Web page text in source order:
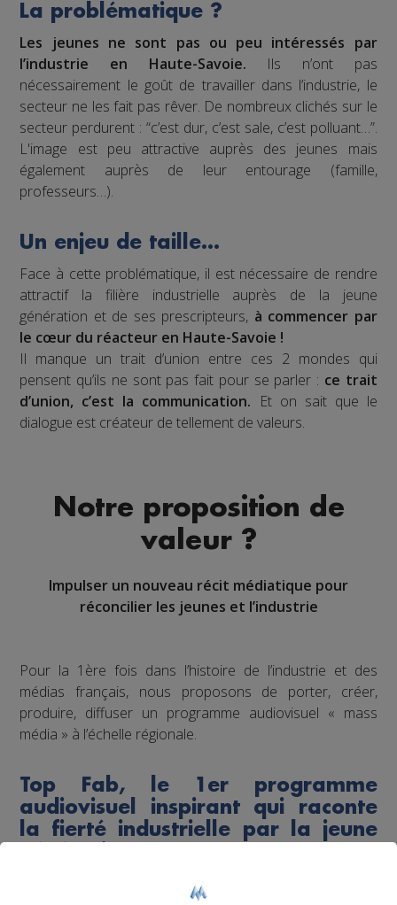
La problématique ?
Les jeunes ne sont pas ou peu intéressés par
l’industrie en Haute-Savoie. Ils n’ont pas
nécessairement le goût de travailler dans l’industrie, le
secteur ne les fait pas rêver. De nombreux clichés sur le
secteur perdurent : “c’est dur, c’est sale, c’est polluant…”.
L'image est peu attractive auprès des jeunes mais
également auprès de leur entourage (famille,
professeurs…).
Un enjeu de taille…
Face à cette problématique, il est nécessaire de rendre
attractif la filière industrielle auprès de la jeune
génération et de ses prescripteurs, à commencer par
le cœur du réacteur en Haute-Savoie !
Il manque un trait d’union entre ces 2 mondes qui
pensent qu’ils ne sont pas fait pour se parler : ce trait
d’union, c’est la communication. Et on sait que le
dialogue est créateur de tellement de valeurs.
Notre proposition de
valeur ?
Impulser un nouveau récit médiatique pour
réconcilier les jeunes et l’industrie
Pour la 1ère fois dans l’histoire de l’industrie et des
médias français, nous proposons de porter, créer,
produire, diffuser un programme audiovisuel « mass
média » à l’échelle régionale.
Top Fab, le 1er programme
audiovisuel inspirant qui raconte
la fierté industrielle par la jeune
Dans l’esprit d'un “top chef de l’industrie”, à l’image de la